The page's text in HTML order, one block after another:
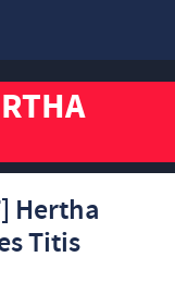
Hertha
Titis